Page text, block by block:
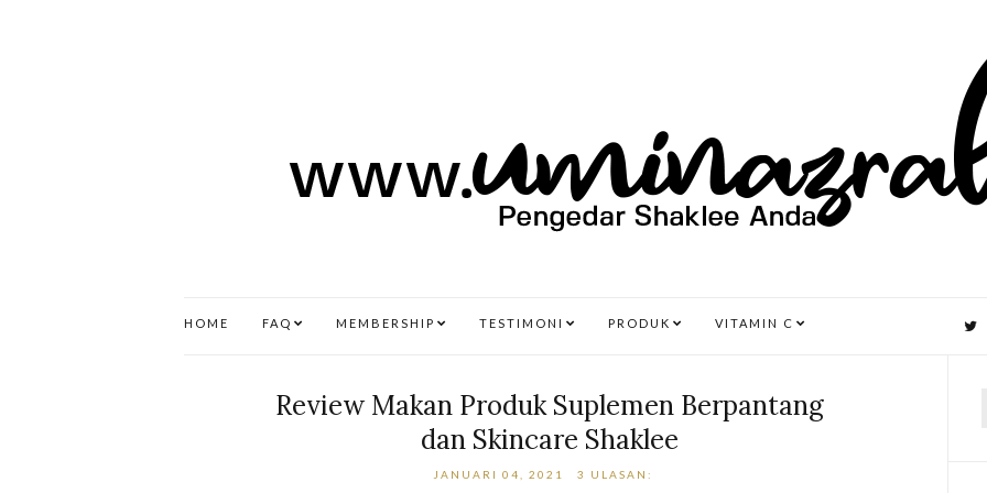
HOME FAQ MEMBERSHIP TESTIMONI PRODUK VITAMIN C
Review Makan Produk Suplemen Berpantang
dan Skincare Shaklee
JANUARI 04, 2021 3 ULASAN: